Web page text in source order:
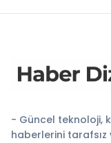
- Güncel teknoloji,
haberlerini tarafsız